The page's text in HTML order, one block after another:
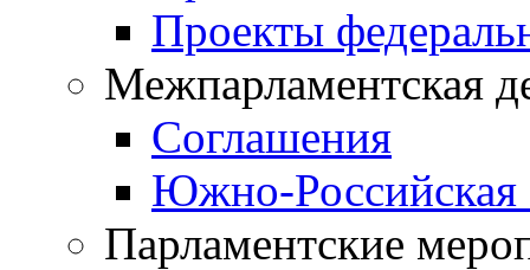
Проекты
Межпарламентская
Соглашения
Южно-Российская
Парламентские